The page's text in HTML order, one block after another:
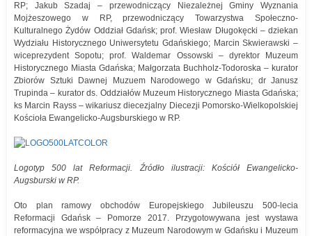
RP; Jakub Szadaj – przewodniczący Niezależnej Gminy Wyznania
Mojżeszowego w RP, przewodniczący Towarzystwa Społeczno-
Kulturalnego Żydów Oddział Gdańsk; prof. Wiesław Długokęcki – dziekan
Wydziału Historycznego Uniwersytetu Gdańskiego; Marcin Skwierawski –
wiceprezydent Sopotu; prof. Waldemar Ossowski – dyrektor Muzeum
Historycznego Miasta Gdańska; Małgorzata Buchholz-Todoroska – kurator
Zbiorów Sztuki Dawnej Muzuem Narodowego w Gdańsku; dr Janusz
Trupinda – kurator ds. Oddziałów Muzeum Historycznego Miasta Gdańska;
ks Marcin Rayss – wikariusz diecezjalny Diecezji Pomorsko-Wielkopolskiej
Kościoła Ewangelicko-Augsburskiego w RP.
Logotyp 500 lat Reformacji. Źródło ilustracji: Kościół Ewangelicko-
Augsburski w RP.
Oto plan ramowy obchodów Europejskiego Jubileuszu 500-lecia
Reformacji Gdańsk – Pomorze 2017. Przygotowywana jest wystawa
reformacyjna we współpracy z Muzeum Narodowym w Gdańsku i Muzeum